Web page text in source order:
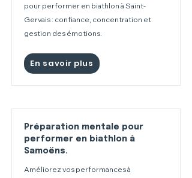
pour performer en biathlon à Saint-
Gervais : confiance, concentration et
gestion des émotions.
En savoir plus
Préparation mentale pour
performer en biathlon à
Samoëns.
Améliorez vos performances à